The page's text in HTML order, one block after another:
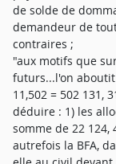
de solde de
demandeur de
contraires ;
"aux motifs que
futurs...l'on aboutit
11,502 = 502 131,
déduire : 1) les
somme de 22 124,
autrefois la BFA,